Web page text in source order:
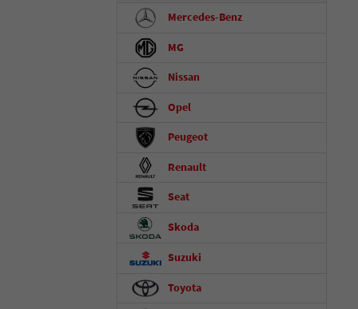
Mercedes-Benz
MG
Nissan
Opel
Peugeot
Renault
Seat
Skoda
Suzuki
Toyota